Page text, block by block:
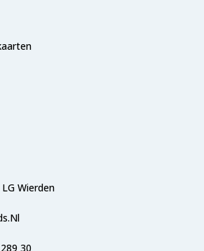
Wierden
30